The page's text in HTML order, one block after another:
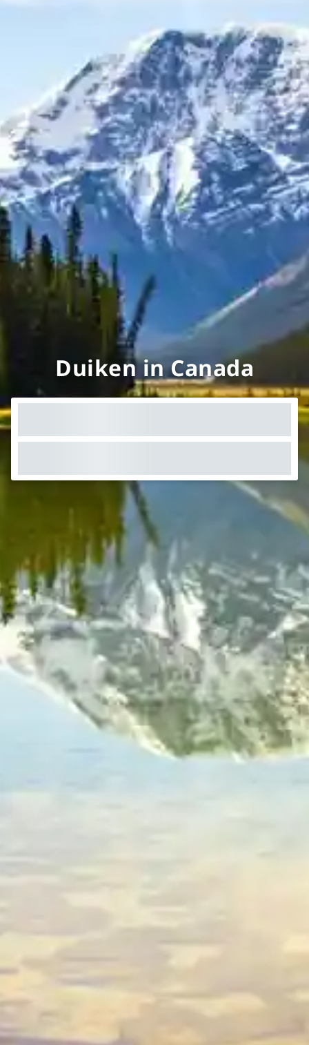
Duiken in Canada